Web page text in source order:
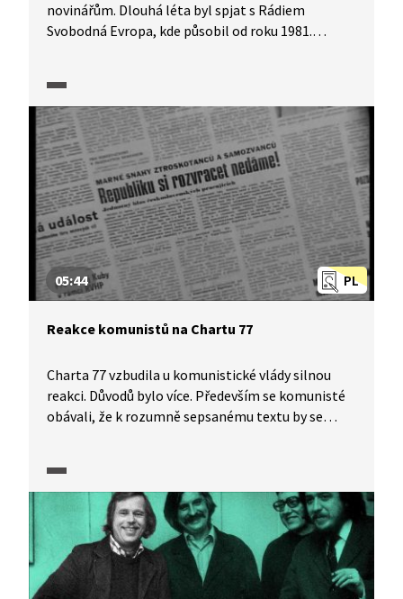
novinářům. Dlouhá léta byl spjat s Rádiem
Svobodná Evropa, kde působil od roku 1981.
stal signatářem Charty 77.
PL
05:44
Reakce komunistů na Chartu 77
Charta 77 vzbudila u komunistické vlády silnou
reakci. Důvodů bylo více. Především se komunisté
obávali, že k rozumně sepsanému textu by se
se psalo ve všech světových denících a celý akt
vyvolal mimořádnou diplomatickou aktivitu.
Za podepsání Charty 77 nemohli ani nikoho
uvěznit a pro trestní stíhání bylo třeba hledat
zástupné důvody. Účty se signatáři si režim
částečně vyrovnal až o dva roky později při procesu